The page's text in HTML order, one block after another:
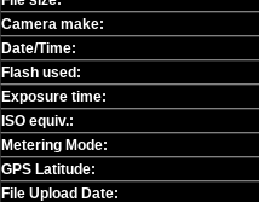
Camera make:
Date/Time:
Flash used:
Exposure time:
ISO equiv.:
Metering Mode:
GPS Latitude:
File Upload Date: